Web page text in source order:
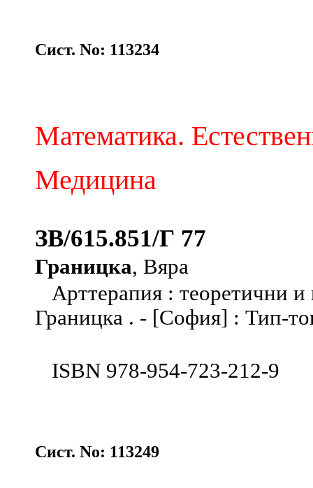
Сист. No: 113234
Математика.
Медицина
ЗВ/615.851/Г 77
Границка, Вяра
Арттерапия : теоретични и
Границка . - [София] : Тип-
ISBN 978-954-723-212-9
Сист. No: 113249